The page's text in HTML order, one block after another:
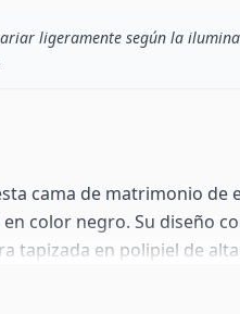
ligeramente según la
cama de matrimonio de
color negro. Su diseño
tapizada en polipiel de